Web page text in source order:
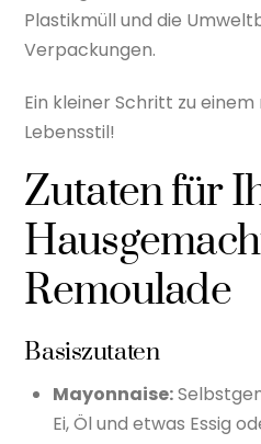
Plastikmüll und die
Verpackungen.
Ein kleiner Schritt zu
Lebensstil!
Zutaten für
Remoulade
Basiszutaten
Mayonnaise:
Ei, Öl und etwas Essig